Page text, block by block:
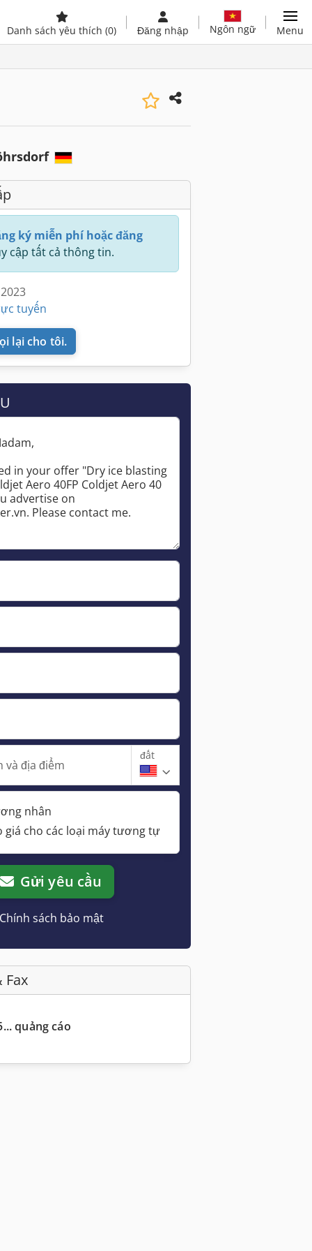
Danh sách yêu thích (0) Đăng nhập Ngôn ngữ Menu
ký miễn phí hoặc đăng
cập tất cả thông tin.
tuyến
lại cho tôi.
và địa điểm
đất
nhân
giá cho các loại máy tương tự
Gửi yêu cầu
sách bảo mật
Fax
quảng cáo